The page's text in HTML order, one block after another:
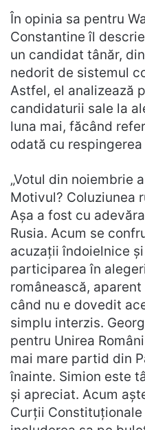
În opinia sa pentru
Constantine îl
un candidat tânăr,
nedorit de sistemul
Astfel, el analizează
candidaturii sale la
luna mai, făcând
odată cu
„Votul din noiembrie
Motivul? Coluziunea
Așa a fost cu
Rusia. Acum se
acuzații îndoielnice
participarea în
românească,
când nu e dovedit
simplu interzis.
pentru Unirea
mai mare partid din
înainte. Simion este
și apreciat. Acum
Curții